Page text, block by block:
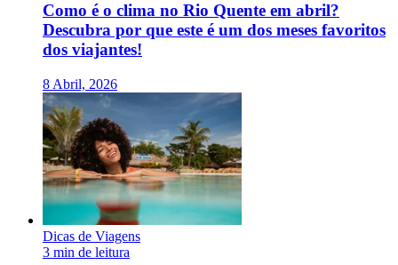
Como é o clima no Rio Quente em abril?
Descubra por que este é um dos meses favoritos
dos viajantes!
8 Abril, 2026
Dicas de Viagens
3 min de leitura